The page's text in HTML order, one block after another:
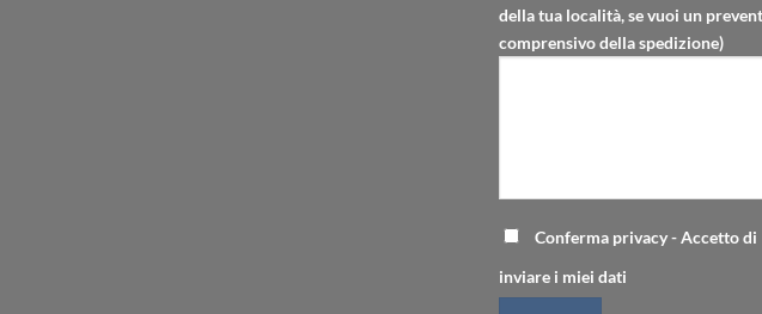
della tua località, se vuoi un
comprensivo della spedizione)
Conferma privacy - Accetto di
inviare i miei dati